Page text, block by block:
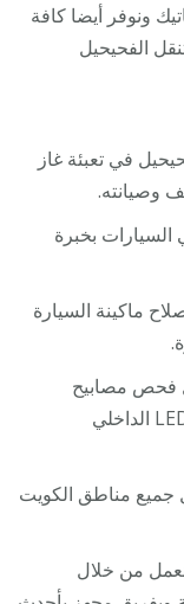
ونوفر أيضا كافة
الفحيحيل
في تعبئة غاز
وصيانته.
بخبرة
ماكينة السيارة
فحص مصابيح
السيارة الأمامية والخلفية وتغير الليد LED الداخلي
جميع مناطق الكويت
من خلال